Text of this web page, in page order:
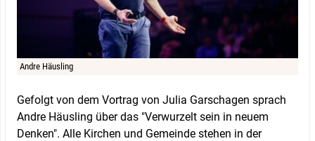
Andre Häusling
Gefolgt von dem Vortrag von Julia Garschagen sprach
Andre Häusling über das "Verwurzelt sein in neuem
Denken". Alle Kirchen und Gemeinde stehen in der